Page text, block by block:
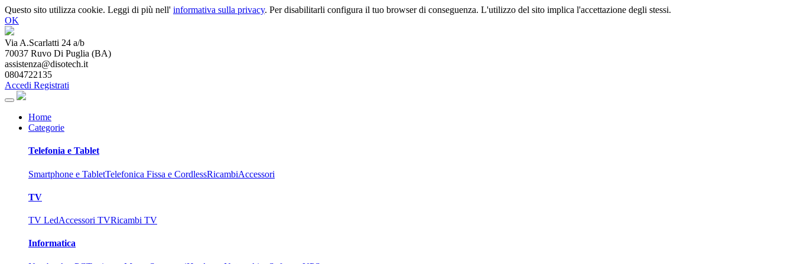
Questo sito utilizza cookie. Leggi di più nell' informativa sulla privacy. Per disabilitarli configura il tuo browser di conseguenza. L'utilizzo del sito implica l'accettazione degli stessi.
OK
Via A.Scarlatti 24 a/b
70037 Ruvo Di Puglia (BA)
assistenza@disotech.it
0804722135
Accedi Registrati
Home
Categorie
Telefonia e Tablet
Smartphone e TabletTelefonica Fissa e CordlessRicambiAccessori
TV
TV LedAccessori TVRicambi TV
Informatica